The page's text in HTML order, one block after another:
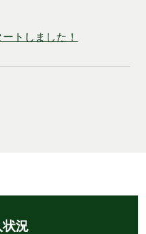
トしました！
状況